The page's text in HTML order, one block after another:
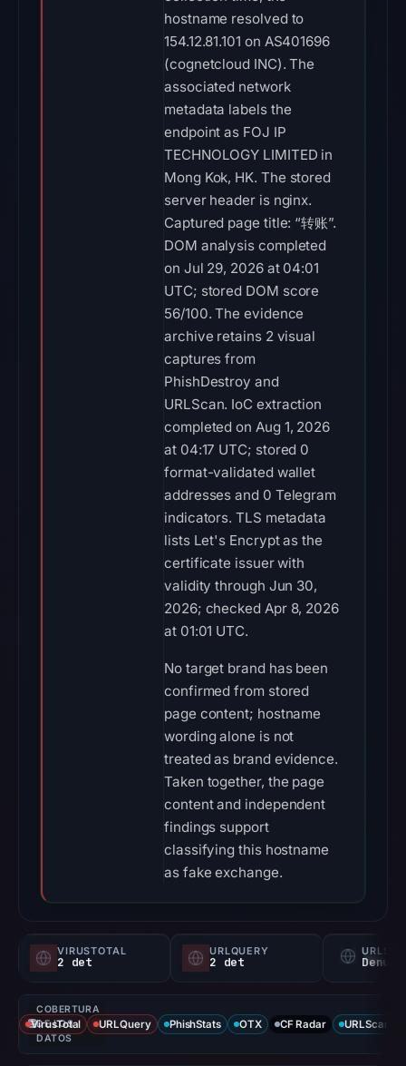
hostname resolved to
154.12.81.101 on AS401696
(cognetcloud INC). The
associated network
metadata labels the
endpoint as FOJ IP
TECHNOLOGY LIMITED in
Mong Kok, HK. The stored
server header is nginx.
Captured page title: “转账”.
DOM analysis completed
on Jul 29, 2026 at 04:01
UTC; stored DOM score
56/100. The evidence
archive retains 2 visual
captures from
PhishDestroy and
URLScan. IoC extraction
completed on Aug 1, 2026
at 04:17 UTC; stored 0
format-validated wallet
addresses and 0 Telegram
indicators. TLS metadata
lists Let's Encrypt as the
certificate issuer with
validity through Jun 30,
2026; checked Apr 8, 2026
at 01:01 UTC.
No target brand has been
confirmed from stored
page content; hostname
wording alone is not
treated as brand evidence.
Taken together, the page
content and independent
findings support
classifying this hostname
as fake exchange.
VIRUSTOTAL
2 det
URLQUERY
2 det
COBERTURA
DE LOS
DATOS
VirusTotal URLQuery PhishStats OTX CF Radar URLScan